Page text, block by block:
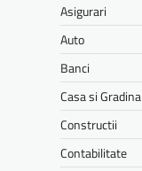
Asigurari
Auto
Banci
Casa si Gradina
Constructii
Contabilitate